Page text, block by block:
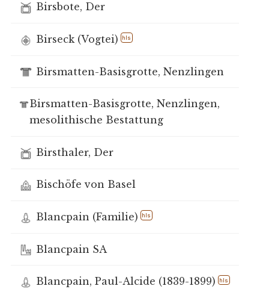
Birsbote, Der
Birseck (Vogtei) hls
Birsmatten-Basisgrotte, Nenzlingen
Birsmatten-Basisgrotte, Nenzlingen,
mesolithische Bestattung
Birsthaler, Der
Bischöfe von Basel
Blancpain (Familie) hls
Blancpain SA
Blancpain, Paul-Alcide (1839-1899) hls